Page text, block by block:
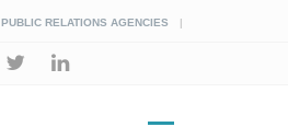
PUBLIC RELATIONS AGENCIES